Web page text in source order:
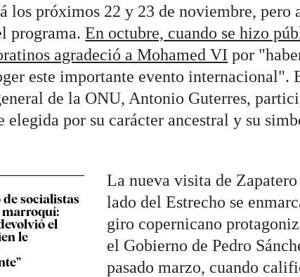
los próximos 22 y 23 de noviembre, pero
programa.En octubre, cuando se hizo
agradeció a Mohamed VI por
este importante evento internacional".
de la ONU, Antonio Guterres,
elegida por su carácter ancestral y su
de socialistas
marroquí:
el
le
La nueva visita de
lado del Estrecho se
giro copernicano
el Gobierno de Pedro
pasado marzo, cuando